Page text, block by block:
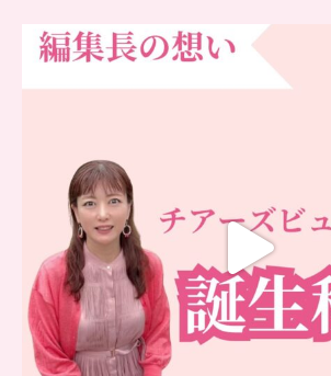
チアーズビューティー誕生秘話